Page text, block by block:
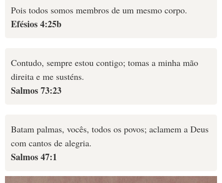
Pois todos somos membros de um mesmo corpo.
Efésios 4:25b
Contudo, sempre estou contigo; tomas a minha mão
direita e me susténs.
Salmos 73:23
Batam palmas, vocês, todos os povos; aclamem a Deus
com cantos de alegria.
Salmos 47:1